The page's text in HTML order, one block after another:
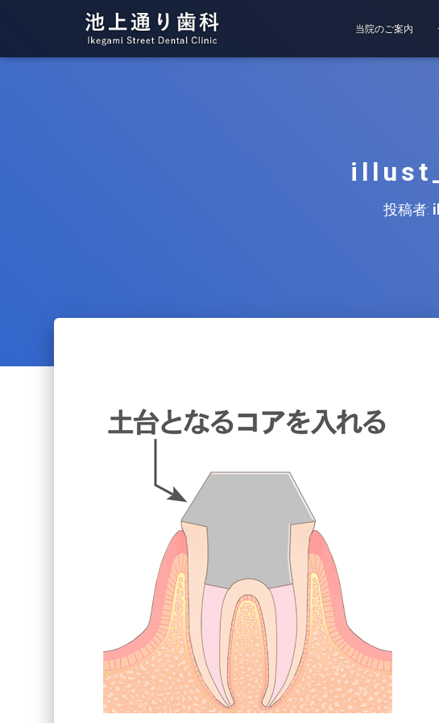
当院のご案内
投稿者: